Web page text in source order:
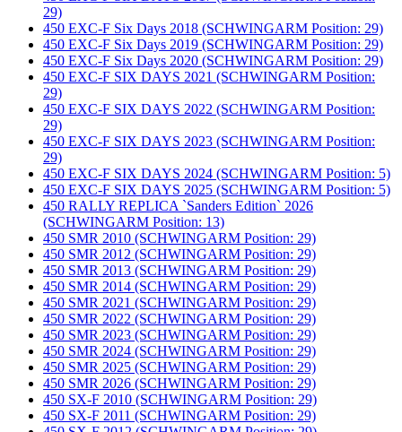
29)
450 EXC-F Six Days 2018 (SCHWINGARM Position: 29)
450 EXC-F Six Days 2019 (SCHWINGARM Position: 29)
450 EXC-F Six Days 2020 (SCHWINGARM Position: 29)
450 EXC-F SIX DAYS 2021 (SCHWINGARM Position:
29)
450 EXC-F SIX DAYS 2022 (SCHWINGARM Position:
29)
450 EXC-F SIX DAYS 2023 (SCHWINGARM Position:
29)
450 EXC-F SIX DAYS 2024 (SCHWINGARM Position: 5)
450 EXC-F SIX DAYS 2025 (SCHWINGARM Position: 5)
450 RALLY REPLICA `Sanders Edition` 2026
(SCHWINGARM Position: 13)
450 SMR 2010 (SCHWINGARM Position: 29)
450 SMR 2012 (SCHWINGARM Position: 29)
450 SMR 2013 (SCHWINGARM Position: 29)
450 SMR 2014 (SCHWINGARM Position: 29)
450 SMR 2021 (SCHWINGARM Position: 29)
450 SMR 2022 (SCHWINGARM Position: 29)
450 SMR 2023 (SCHWINGARM Position: 29)
450 SMR 2024 (SCHWINGARM Position: 29)
450 SMR 2025 (SCHWINGARM Position: 29)
450 SMR 2026 (SCHWINGARM Position: 29)
450 SX-F 2010 (SCHWINGARM Position: 29)
450 SX-F 2011 (SCHWINGARM Position: 29)